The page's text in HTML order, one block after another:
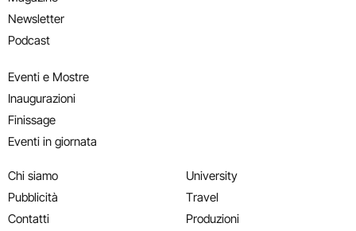
Newsletter
Podcast
Eventi e Mostre
Inaugurazioni
Finissage
Eventi in giornata
Chi siamo
Pubblicità
Contatti
University
Travel
Produzioni